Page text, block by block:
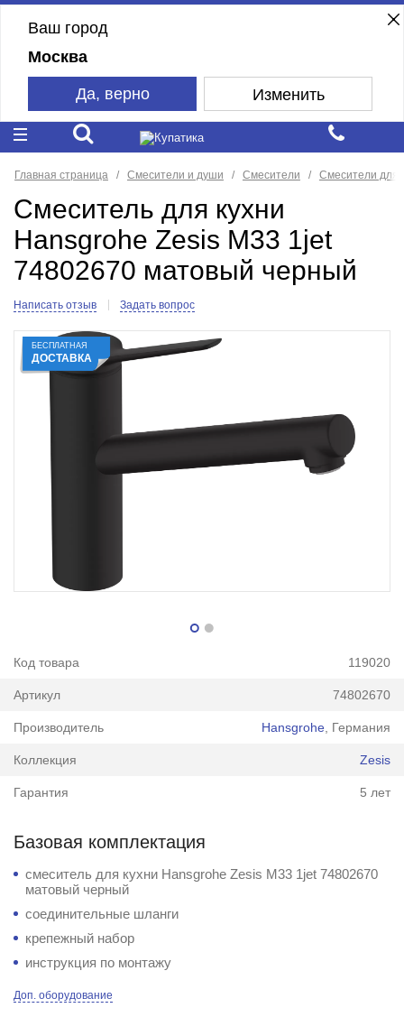
Ваш город
Москва
Да, верно Изменить
Главная страница Смесители и души Смесители Смесители для
Смеситель для кухни
Hansgrohe Zesis M33 1jet
74802670 матовый черный
Написать отзыв Задать вопрос
БЕСПЛАТНАЯ
ДОСТАВКА
Код товара 119020
Артикул 74802670
Производитель Hansgrohe , Германия
Коллекция Zesis
Гарантия 5 лет
Базовая комплектация
смеситель для кухни Hansgrohe Zesis M33 1jet 74802670
матовый черный
соединительные шланги
крепежный набор
инструкция по монтажу
Доп. оборудование